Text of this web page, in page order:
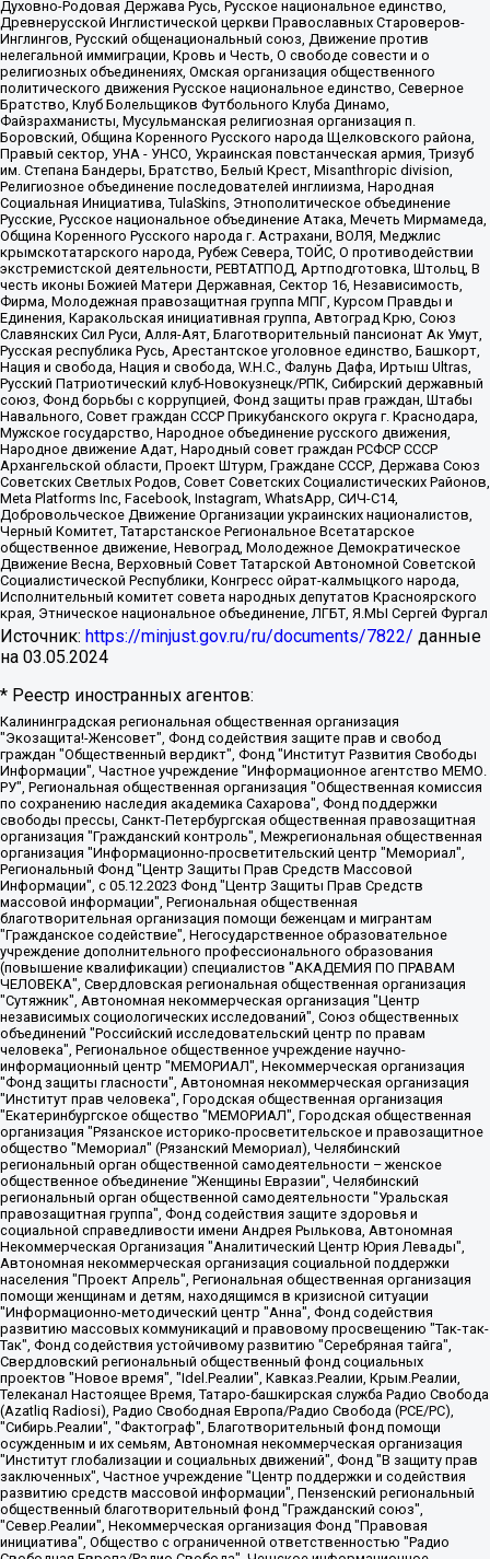
Духовно-Родовая Держава Русь, Русское национальное единство,
Древнерусской Инглистической церкви Православных Староверов-
Инглингов, Русский общенациональный союз, Движение против
нелегальной иммиграции, Кровь и Честь, О свободе совести и о
религиозных объединениях, Омская организация общественного
политического движения Русское национальное единство, Северное
Братство, Клуб Болельщиков Футбольного Клуба Динамо,
Файзрахманисты, Мусульманская религиозная организация п.
Боровский, Община Коренного Русского народа Щелковского района,
Правый сектор, УНА - УНСО, Украинская повстанческая армия, Тризуб
им. Степана Бандеры, Братство, Белый Крест, Misanthropic division,
Религиозное объединение последователей инглиизма, Народная
Социальная Инициатива, TulaSkins, Этнополитическое объединение
Русские, Русское национальное объединение Атака, Мечеть Мирмамеда,
Община Коренного Русского народа г. Астрахани, ВОЛЯ, Меджлис
крымскотатарского народа, Рубеж Севера, ТОЙС, О противодействии
экстремистской деятельности, РЕВТАТПОД, Артподготовка, Штольц, В
честь иконы Божией Матери Державная, Сектор 16, Независимость,
Фирма, Молодежная правозащитная группа МПГ, Курсом Правды и
Единения, Каракольская инициативная группа, Автоград Крю, Союз
Славянских Сил Руси, Алля-Аят, Благотворительный пансионат Ак Умут,
Русская республика Русь, Арестантское уголовное единство, Башкорт,
Нация и свобода, Нация и свобода, W.H.С., Фалунь Дафа, Иртыш Ultras,
Русский Патриотический клуб-Новокузнецк/РПК, Сибирский державный
союз, Фонд борьбы с коррупцией, Фонд защиты прав граждан, Штабы
Навального, Совет граждан СССР Прикубанского округа г. Краснодара,
Мужское государство, Народное объединение русского движения,
Народное движение Адат, Народный совет граждан РСФСР СССР
Архангельской области, Проект Штурм, Граждане СССР, Держава Союз
Советских Светлых Родов, Совет Советских Социалистических Районов,
Meta Platforms Inc, Facebook, Instagram, WhatsApp, СИЧ-С14,
Добровольческое Движение Организации украинских националистов,
Черный Комитет, Татарстанское Региональное Всетатарское
общественное движение, Невоград, Молодежное Демократическое
Движение Весна, Верховный Совет Татарской Автономной Советской
Социалистической Республики, Конгресс ойрат-калмыцкого народа,
Исполнительный комитет совета народных депутатов Красноярского
края, Этническое национальное объединение, ЛГБТ, Я.МЫ Сергей Фургал
Источник: https://minjust.gov.ru/ru/documents/7822/ данные
на 03.05.2024
* Реестр иностранных агентов:
Калининградская региональная общественная организация "Экозащита!-Женсовет", Фонд содействия защите прав и свобод граждан "Общественный вердикт", Фонд "Институт Развития Свободы Информации", Частное учреждение "Информационное агентство МЕМО. РУ", Региональная общественная организация "Общественная комиссия по сохранению наследия академика Сахарова", Фонд поддержки свободы прессы, Санкт-Петербургская общественная правозащитная организация "Гражданский контроль", Межрегиональная общественная организация "Информационно-просветительский центр "Мемориал", Региональный Фонд "Центр Защиты Прав Средств Массовой Информации", с 05.12.2023 Фонд "Центр Защиты Прав Средств массовой информации", Региональная общественная благотворительная организация помощи беженцам и мигрантам "Гражданское содействие", Негосударственное образовательное учреждение дополнительного профессионального образования (повышение квалификации) специалистов "АКАДЕМИЯ ПО ПРАВАМ ЧЕЛОВЕКА", Свердловская региональная общественная организация "Сутяжник", Автономная некоммерческая организация "Центр независимых социологических исследований", Союз общественных объединений "Российский исследовательский центр по правам человека", Региональное общественное учреждение научно-информационный центр "МЕМОРИАЛ", Некоммерческая организация "Фонд защиты гласности", Автономная некоммерческая организация "Институт прав человека", Городская общественная организация "Екатеринбургское общество "МЕМОРИАЛ", Городская общественная организация "Рязанское историко-просветительское и правозащитное общество "Мемориал" (Рязанский Мемориал), Челябинский региональный орган общественной самодеятельности – женское общественное объединение "Женщины Евразии", Челябинский региональный орган общественной самодеятельности "Уральская правозащитная группа", Фонд содействия защите здоровья и социальной справедливости имени Андрея Рылькова, Автономная Некоммерческая Организация "Аналитический Центр Юрия Левады", Автономная некоммерческая организация социальной поддержки населения "Проект Апрель", Региональная общественная организация помощи женщинам и детям, находящимся в кризисной ситуации "Информационно-методический центр "Анна", Фонд содействия развитию массовых коммуникаций и правовому просвещению "Так-так-Так", Фонд содействия устойчивому развитию "Серебряная тайга", Свердловский региональный общественный фонд социальных проектов "Новое время", "Idel.Реалии", Кавказ.Реалии, Крым.Реалии, Телеканал Настоящее Время, Татаро-башкирская служба Радио Свобода (Azatliq Radiosi), Радио Свободная Европа/Радио Свобода (PCE/PC), "Сибирь.Реалии", "Фактограф", Благотворительный фонд помощи осужденным и их семьям, Автономная некоммерческая организация "Институт глобализации и социальных движений", Фонд "В защиту прав заключенных", Частное учреждение "Центр поддержки и содействия развитию средств массовой информации", Пензенский региональный общественный благотворительный фонд "Гражданский союз", "Север.Реалии", Некоммерческая организация Фонд "Правовая инициатива", Общество с ограниченной ответственностью "Радио Свободная Европа/Радио Свобода", Чешское информационное агентство "MEDIUM-ORIENT", Красноярская региональная общественная организация "Мы против СПИДа", Камалягин Денис Николаевич, Маркелов Сергей Евгеньевич, Пономарев Лев Александрович, Савицкая Людмила Алексеевна, Автономная некоммерческая организация "Центр по работе с проблемой насилия "НАСИЛИЮ.НЕТ", Межрегиональный профессиональный союз работников здравоохранения "Альянс врачей", Юридическое лицо, зарегистрированное в Латвийской Республике, SIA "Medusa Project" (регистрационный номер 40103797863, дата регистрации 10.06.2014), Некоммерческая организация "Фонд по борьбе с коррупцией", Автономная некоммерческая организация "Институт права и публичной политики", Баданин Роман Сергеевич, Гликин Максим Александрович, Железнова Мария Михайловна, Лукьянова Юлия Сергеевна, Маетная Елизавета Витальевна, Маняхин Петр Борисович, Чуракова Ольга Владимировна, Ярош Юлия Петровна, Юридическое лицо "The Insider SIA", зарегистрированное в Риге, Латвийская Республика (дата регистрации 26.06.2015), являющееся администратором доменного имени интернет-издания "The Insider SIA", https://theins.ru, Постернак Алексей Евгеньевич, Рубин Михаил Аркадьевич, Анин Роман Александрович, Юридическое лицо Istories fonds, зарегистрированное в Латвийской Республике (регистрационный номер 50008295751, дата регистрации 24.02.2020), Великовский Дмитрий Александрович, Долинина Ирина Николаевна, Мароховская Алеся Алексеевна, Шлейнов Роман Юрьевич, Шмагун Олеся Валентиновна, Общество с ограниченной ответственностью "Альтаир 2021", Общество с ограниченной ответственностью "Вега 2021", Общество с ограниченной ответственностью "Главный редактор 2021", Общество с ограниченной ответственностью "Ромашки монолит", Важенков Артем Валерьевич, Ивановская областная общественная организация "Центр гендерных исследований", Гурман Юрий Альбертович, Медиапроект "ОВД-Инфо", Егоров Владимир Владимирович, Жилинский Владимир Александрович, Общество с ограниченной ответственностью "ЗП", Иванова София Юрьевна, Карезина Инна Павловна, Кильтау Екатерина Викторовна, Петров Алексей Викторович, Пискунов Сергей Евгеньевич, Смирнов Сергей Сергеевич, Тихонов Михаил Сергеевич, Общество с ограниченной ответственностью "ЖУРНАЛИСТ-ИНОСТРАННЫЙ АГЕНТ", Арапова Галина Юрьевна, Вольтская Татьяна Анатольевна, Американская компания "Mason G.E.S. Anonymous Foundation" (США), являющаяся владельцем интернет-издания https://mnews.world/, Компания "Stichting Bellingcat", зарегистрированная в Нидерландах (дата регистрации 11.07.2018), Захаров Андрей Вячеславович, Клепиковская Екатерина Дмитриевна, Общество с ограниченной ответственностью "МЕМО", Перл Роман Александрович, Симонов Евгений Алексеевич, Соловьева Елена Анатольевна, Сотников Даниил Владимирович, Сурначева Елизавета Дмитриевна, Автономная некоммерческая организация по защите прав человека и информированию населения "Якутия – Наше Мнение", Общество с ограниченной ответственностью "Москоу диджитал медиа", с 26.01.2023 Общество с ограниченной ответственностью "Чайка Белые сады", Ветошкина Валерия Валерьевна, Заговора Максим Александрович, Межрегиональное общественное движение "Российская ЛГБТ - сеть", Оленичев Максим Владимирович, Павлов Иван Юрьевич, Скворцова Елена Сергеевна, Общество с ограниченной ответственностью "Как бы инагент", Кочетков Игорь Викторович, Общество с ограниченной ответственностью "Честные выборы", Еланчик Олег Александрович, Общество с ограниченной ответственностью "Нобелевский призыв", Гималова Регина Эмилевна, Григорьев Андрей Валерьевич, Григорьева Алина Александровна, Ассоциация по содействию защите прав призывников, альтернативнослужащих и военнослужащих "Правозащитная группа "Гражданин.Армия.Право", Хисамова Регина Фаритовна, Автономная некоммерческая организация по реализации социально-правовых программ "Лилит", Дальневосточное общественное движение "Маяк", Санкт-Петербургская ЛГБТ-инициативная группа "Выход", Инициативная группа ЛГБТ+ "Реверс", Алексеев Андрей Викторович, Бекбулатова Таисия Львовна, Беляев Иван Михайлович, Владыкина Елена Сергеевна, Гельман Марат Александрович, Никульшина Вероника Юрьевна, Толоконникова Надежда Андреевна, Шендерович Виктор Анатольевич, Общество с ограниченной ответственностью "Данное сообщение", Общество с ограниченной ответственностью Издательский дом "Новая глава", Айнбиндер Александра Александровна, Московский комьюнити-центр для ЛГБТ+инициатив, Благотворительный фонд развития филантропии, Deutsche Welle (Германия, Kurt-Schumacher-Strasse 3, 53113 Bonn), Борзунова Мария Михайловна, Воробьев Виктор Викторович, Голубева Анна Львовна, Константинова Алла Михайловна, Малкова Ирина Владимировна, Мурадов Мурад Абдулгалимович, Осетинская Елизавета Николаевна, Понасенков Евгений Николаевич, Ганапольский Матвей Юрьевич, Киселев Евгений Алексеевич, Борухович Ирина Григорьевна, Дремин Иван Тимофеевич, Дубровский Дмитрий Викторович, Красноярская региональная общественная организация поддержки и развития альтернативных образовательных технологий и межкультурных коммуникаций "ИНТЕРРА", Маяковская Екатерина Алексеевна, Фейгин Марк Захарович, Филимонов Андрей Викторович, Дзугкоева Регина Николаевна, Доброхотов Роман Александрович, Дудь Юрий Александрович, Елкин Сергей Владимирович, Кругликов Кирилл Игоревич, Сабунаева Мария Леонидовна, Семенов Алексей Владимирович, Шаинян Карен Багратович, Шульман Екатерина Михайловна, Асафьев Артур Валерьевич, Вахштайн Виктор Семенович, Венедиктов Алексей Алексеевич, Лушникова Екатерина Евгеньевна, Волков Леонид Михайлович, Невзоров Александр Глебович, Пархоменко Сергей Борисович, Сироткин Ярослав Николаевич, Кара-Мурза Владимир Владимирович, Баранова Наталья Владимировна, Гозман Леонид Яковлевич, Кагарлицкий Борис Юльевич, Климарев Михаил Валерьевич, Милов Владимир Станиславович, Автономная некоммерческая организация Краснодарский центр современного искусства "Типография", Моргенштерн Алишер Тагирович, Соболь Любовь Эдуардовна, Общество с ограниченной ответственностью "ЛИЗА НОРМ", Каспаров Гарри Кимович, Ходорковский Михаил Борисович, Общество с ограниченной ответственностью "Апрельские тезисы", Данилович Ирина Брониславовна, Кашин Олег Владимирович, Петров Николай Владимирович, Пивоваров Алексей Владимирович, Соколов Михаил Владимирович, Цветкова Юлия Владимировна, Чичваркин Евгений Александрович, Комитет против пыток/Команда против пыток, Общество с ограниченной ответственностью "Первый научный", Общество с ограниченной ответственностью "Вертолет и ко", Белоцерковская Вероника Борисовна, Кац Максим Евгеньевич, Лазарева Татьяна Юрьевна, Шаведдинов Руслан Табризович, Яшин Илья Валерьевич, Общество с ограниченной ответственностью "Иноагент ААВ", Алешковский Дмитрий Петрович, Альбац Евгения Марковна, Быков Дмитрий Львович, Галямина Юлия Евгеньевна, Лойко Сергей Леонидович, Мартынов Кирилл Константинович, Медведев Сергей Александрович, Крашенинников Федор Геннадиевич, Гордеева Катерина Вл